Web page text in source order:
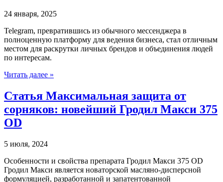
24 января, 2025
Telegram, превратившись из обычного мессенджера в
полноценную платформу для ведения бизнеса, стал отличным
местом для раскрутки личных брендов и объединения людей
по интересам.
Читать далее »
Статья Максимальная защита от
сорняков: новейший Гродил Макси 375
OD
5 июля, 2024
Особенности и свойства препарата Гродил Макси 375 OD
Гродил Макси является новаторской масляно-дисперсной
формуляцией, разработанной и запатентованной